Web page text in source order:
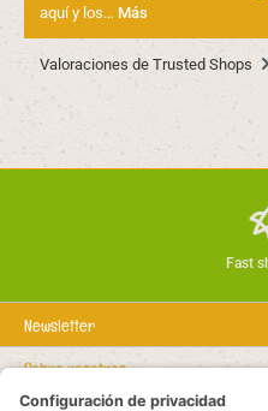
aquí y los… Más
Valoraciones de Trusted Shops
Fast
Newsletter
Sobre nosotros